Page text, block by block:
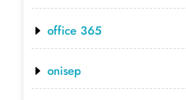
office 365
onisep